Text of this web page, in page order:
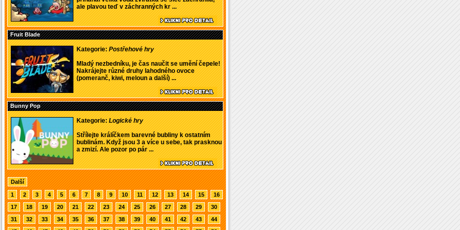
ale plavou teď v záchranných kr ...
Fruit Blade
Kategorie:Postřehové hry
Mladý nezbedníku, je čas naučit se umění čepele!
Nakrájejte různé druhy lahodného ovoce
(pomeranč, kiwi, meloun a další) ...
Bunny Pop
Kategorie:Logické hry
Střílejte králíčkem barevné bubliny k ostatním
bublinám. Když jsou 3 a více u sebe, tak prasknou
a zmizí. Ale pozor po pár ...
Další
1 2 3 4 5 6 7 8 9 10 11 12 13 14 15
16
17
18 19 20 21 22 23 24 25 26 27 28 29
30
31
32 33 34 35 36 37 38 39 40 41 42 43
44